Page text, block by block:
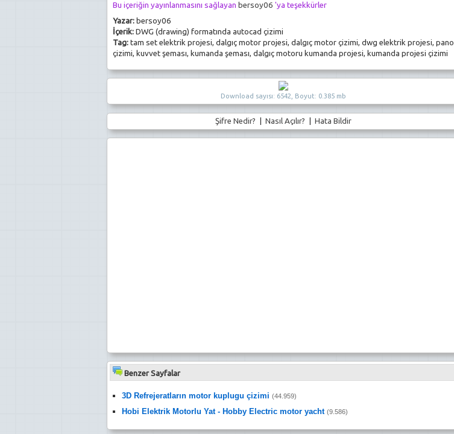
Bu içeriğin yayınlanmasını sağlayan bersoy06 'ya teşekkürler
Yazar:bersoy06
İçerik:DWG (drawing) formatında autocad çizimi
Tag:tam set elektrik projesi, dalgıç motor projesi, dalgıç motor çizimi, dwg elektrik projesi, pano
çizimi, kuvvet şeması, kumanda şeması, dalgıç motoru kumanda projesi, kumanda projesi çizimi
Download sayısı: 6542, Boyut: 0.385 mb
Şifre Nedir? |Nasıl Açılır? |Hata Bildir
Benzer Sayfalar
3D Refrejeratların motor kuplugu çizimi (44.959)
Hobi Elektrik Motorlu Yat - Hobby Electric motor yacht (9.586)